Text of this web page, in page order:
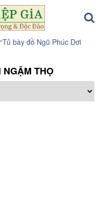
bày đồ Ngũ Phúc Dơi
NGẬM THỌ